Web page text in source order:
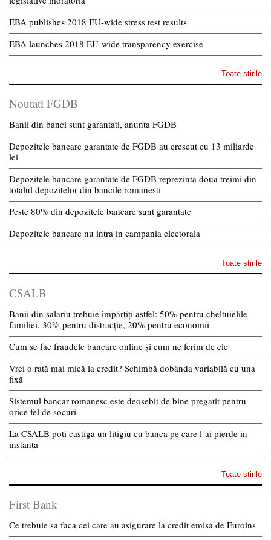
EBA publishes 2018 EU-wide stress test results
EBA launches 2018 EU-wide transparency exercise
Toate stirile
Noutati FGDB
Banii din banci sunt garantati, anunta FGDB
Depozitele bancare garantate de FGDB au crescut cu 13 miliarde
lei
Depozitele bancare garantate de FGDB reprezinta doua treimi din
totalul depozitelor din bancile romanesti
Peste 80% din depozitele bancare sunt garantate
Depozitele bancare nu intra in campania electorala
Toate stirile
CSALB
Banii din salariu trebuie împărțiți astfel: 50% pentru cheltuielile
familiei, 30% pentru distracție, 20% pentru economii
Cum se fac fraudele bancare online și cum ne ferim de ele
Vrei o rată mai mică la credit? Schimbă dobânda variabilă cu una
fixă
Sistemul bancar romanesc este deosebit de bine pregatit pentru
orice fel de socuri
La CSALB poti castiga un litigiu cu banca pe care l-ai pierde in
instanta
Toate stirile
First Bank
Ce trebuie sa faca cei care au asigurare la credit emisa de Euroins